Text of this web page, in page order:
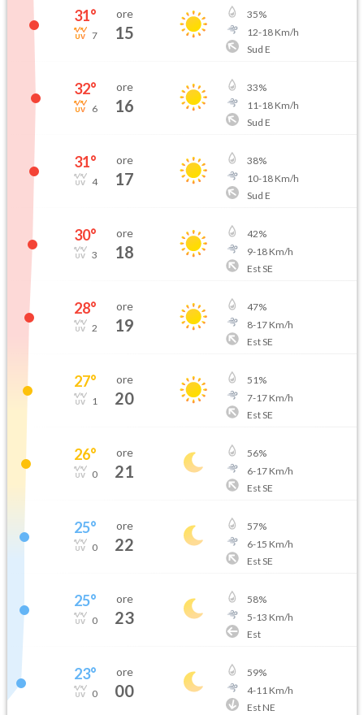
31°
7
ore
15
35%
12-18Km/h
Sud E
32°
6
ore
16
33%
11-18Km/h
Sud E
31°
4
ore
17
38%
10-18Km/h
Sud E
30°
3
ore
18
42%
9-18Km/h
Est SE
28°
2
ore
19
47%
8-17Km/h
Est SE
27°
1
ore
20
51%
7-17Km/h
Est SE
26°
0
ore
21
56%
6-17Km/h
Est SE
25°
0
ore
22
57%
6-15 Km/h
Est SE
25°
0
ore
23
58%
5-13 Km/h
Est
23°
0
ore
00
59%
4-11 Km/h
Est NE